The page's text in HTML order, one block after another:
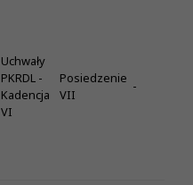
Uchwały
PKRDL -
Kadencja
VI
Posiedzenie
VII
-